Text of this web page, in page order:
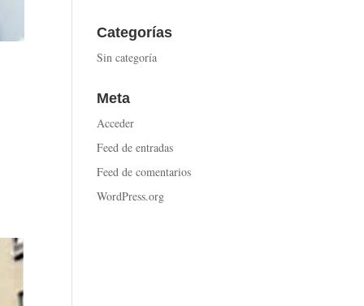
Categorías
Sin categoría
Meta
Acceder
Feed de entradas
Feed de comentarios
WordPress.org